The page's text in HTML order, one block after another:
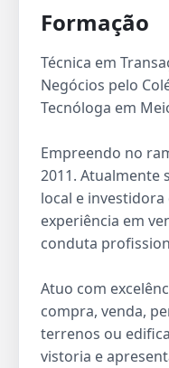
Formação
Técnica em
Negócios pelo
Tecnóloga em
Empreendo no
2011. Atualmente
local e investidora
experiência em
conduta
Atuo com
compra, venda,
terrenos ou
vistoria e